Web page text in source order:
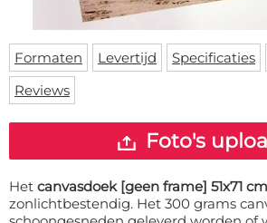
Vloermat
Skateboard deck
Levertijden
Inloggen
WhatsApp
Formaten Levertijd Specificaties
Reviews
Foto's
Het canvasdoek [geen frame] 51x71 cm
zonlichtbestendig. Het 300 grams